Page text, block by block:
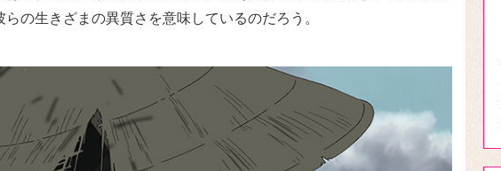
らの生きざまの異質さを意味しているのだろう。